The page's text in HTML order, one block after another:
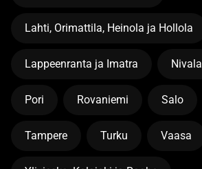
Lahti, Orimattila, Heinola ja Hollola
Lappeenranta ja Imatra Nivala
Pori Rovaniemi Salo
Tampere Turku Vaasa